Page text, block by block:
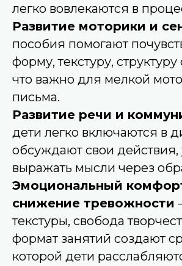
легко вовлекаются в
Развитие моторики и
пособия помогают
форму, текстуру, структуру
что важно для мелкой
письма.
Развитие речи и
дети легко включаются в
обсуждают свои действия,
выражать мысли через
Эмоциональный
снижение тревожности
текстуры, свобода
формат занятий создают
которой дети